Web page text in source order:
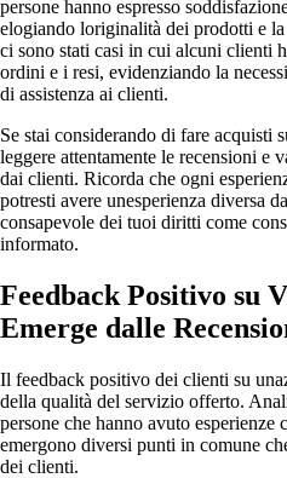
persone hanno espresso
elogiando loriginalità dei prodotti e
ci sono stati casi in cui alcuni clienti
ordini e i resi, evidenziando la
di assistenza ai clienti.
Se stai considerando di fare acquisti
leggere attentamente le recensioni e
dai clienti. Ricorda che ogni
potresti avere unesperienza diversa
consapevole dei tuoi diritti come
informato.
Feedback Positivo su
Emerge dalle
Il feedback positivo dei clienti su
della qualità del servizio offerto.
persone che hanno avuto
emergono diversi punti in comune
dei clienti.